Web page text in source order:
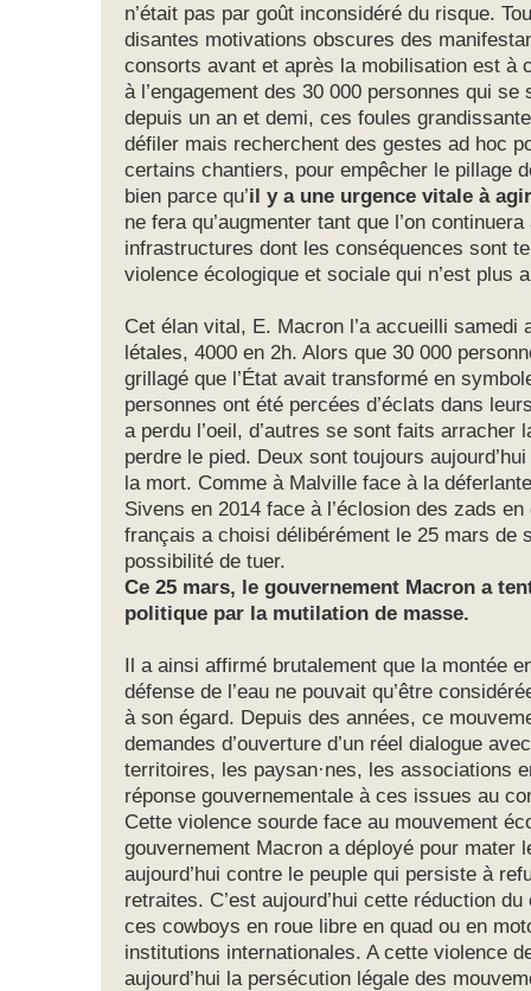
n’était pas par goût inconsidéré du risque.
disantes motivations obscures des
consorts avant et après la mobilisation est à
à l’engagement des 30 000 personnes qui
depuis un an et demi, ces foules
défiler mais recherchent des gestes ad hoc
certains chantiers, pour empêcher le pillage
bien parce qu’il y a une urgence vitale à
ne fera qu’augmenter tant que l’on
infrastructures dont les conséquences sont
violence écologique et sociale qui n’est plus
Cet élan vital, E. Macron l’a accueilli samedi
létales, 4000 en 2h. Alors que 30 000
grillagé que l’État avait transformé en
personnes ont été percées d’éclats dans
a perdu l’oeil, d’autres se sont faits arracher
perdre le pied. Deux sont toujours
la mort. Comme à Malville face à la
Sivens en 2014 face à l’éclosion des zads
français a choisi délibérément le 25 mars de
possibilité de tuer.
Ce 25 mars, le gouvernement Macron a
politique par la mutilation de masse.
Il a ainsi affirmé brutalement que la montée
défense de l’eau ne pouvait qu’être
à son égard. Depuis des années, ce
demandes d’ouverture d’un réel dialogue
territoires, les paysan·nes, les associations
réponse gouvernementale à ces issues au
Cette violence sourde face au mouvement
gouvernement Macron a déployé pour mater
aujourd’hui contre le peuple qui persiste à
retraites. C’est aujourd’hui cette réduction
ces cowboys en roue libre en quad ou en
institutions internationales. A cette violence
aujourd’hui la persécution légale des